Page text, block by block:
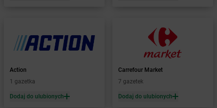
Żabka Baranowo
Żabka Barcin
Żabka
Żabka Barlinek
Żabka Barniewice
Action
1 gazetka
Dodaj do ulubionych
Carrefour Market
7 gazetek
Dodaj do ulubionych